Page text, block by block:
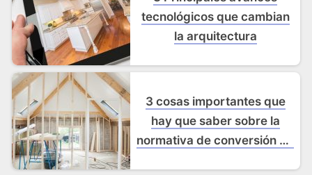
tecnológicos que cambian
la arquitectura
3 cosas importantes que
hay que saber sobre la
normativa de conversión de